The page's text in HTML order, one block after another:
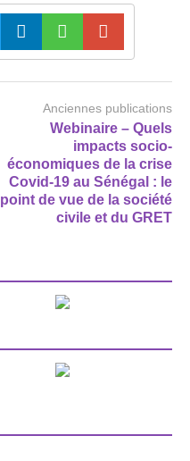
Anciennes publications
Webinaire – Quels
impacts socio-
économiques de la crise
Covid-19 au Sénégal : le
point de vue de la société
civile et du GRET